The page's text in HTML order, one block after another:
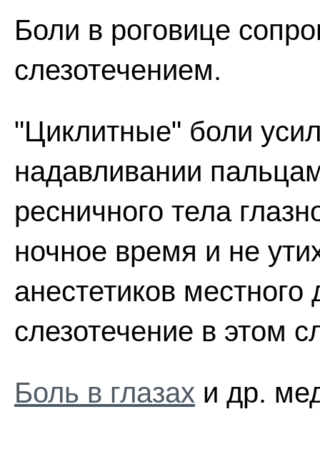
Боли в роговице
слезотечением.
"Циклитные" боли
надавливании
ресничного тела
ночное время и не
анестетиков
слезотечение в этом
Боль в глазах и др.